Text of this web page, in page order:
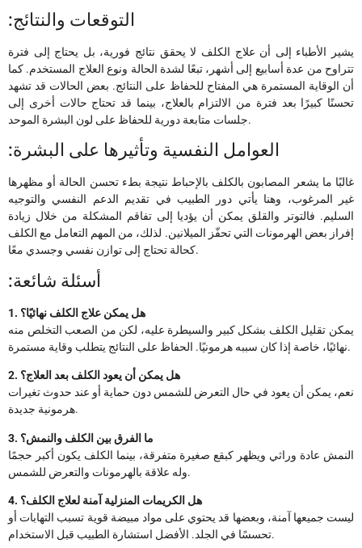
:التوقعات والنتائج
يشير الأطباء إلى أن علاج الكلف لا يحقق نتائج فورية، بل يحتاج إلى فترة
تتراوح من عدة أسابيع إلى أشهر، تبعًا لشدة الحالة ونوع العلاج المستخدم. كما
أن الوقاية المستمرة هي المفتاح للحفاظ على النتائج. بعض الحالات قد تشهد
تحسنًا كبيرًا بعد فترة من الالتزام بالعلاج، بينما قد تحتاج حالات أخرى إلى
جلسات متابعة دورية للحفاظ على لون البشرة الموحد.
:العوامل النفسية وتأثيرها على البشرة
غالبًا ما يشعر المصابون بالكلف بالإحباط نتيجة بطء تحسن الحالة أو مظهرها
غير المرغوب، وهنا يأتي دور الطبيب في تقديم الدعم النفسي والتوجيه
السليم. فالتوتر والقلق يمكن أن يؤديا إلى تفاقم المشكلة من خلال زيادة
إفراز بعض الهرمونات التي تحفّز الميلانين. لذلك، من المهم التعامل مع الكلف
كحالة تحتاج إلى توازن نفسي وجسدي معًا.
:أسئلة شائعة
1. هل يمكن علاج الكلف نهائيًا؟
يمكن تقليل الكلف بشكل كبير والسيطرة عليه، لكن من الصعب التخلص منه
نهائيًا، خاصة إذا كان سببه هرمونيًا. الحفاظ على النتائج يتطلب وقاية مستمرة.
2. هل يمكن أن يعود الكلف بعد العلاج؟
نعم، يمكن أن يعود في حال التعرض للشمس دون حماية أو عند حدوث تغيرات
هرمونية جديدة.
3. ما الفرق بين الكلف والنمش؟
النمش عادة وراثي ويظهر كبقع صغيرة متفرقة، بينما الكلف يكون أكبر حجمًا
وله علاقة بالهرمونات والتعرض للشمس.
4. هل الكريمات المنزلية آمنة لعلاج الكلف؟
ليست جميعها آمنة، وبعضها قد يحتوي على مواد مبيضة قوية تسبب التهابات أو
تحسسًا في الجلد. الأفضل استشارة الطبيب قبل الاستخدام.